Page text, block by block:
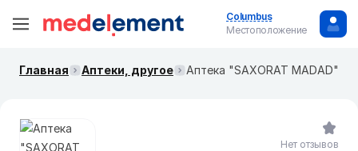
Columbus
Местоположение
Главная Аптеки, другое Аптека "SAXORAT MADAD"
Нет отзывов